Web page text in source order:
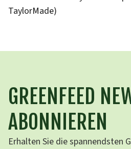
TaylorMade)
GREENFEED
ABONNIEREN
Erhalten Sie die spannendsten